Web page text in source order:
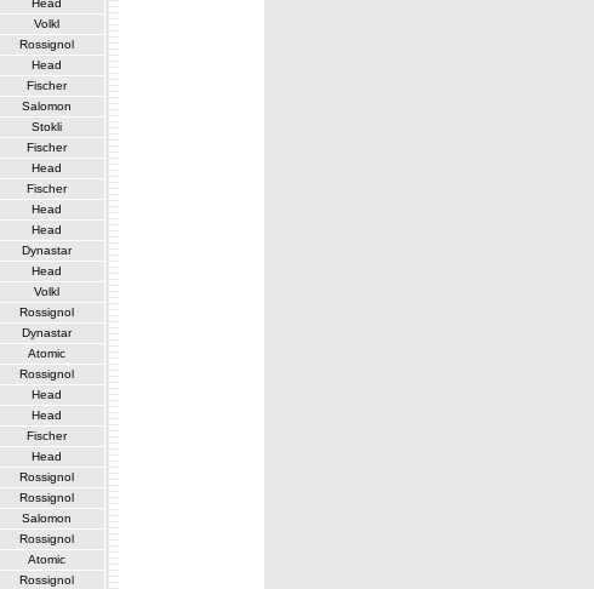
Head
Volkl
Rossignol
Head
Fischer
Salomon
Stokli
Fischer
Head
Fischer
Head
Head
Dynastar
Head
Volkl
Rossignol
Dynastar
Atomic
Rossignol
Head
Head
Fischer
Head
Rossignol
Rossignol
Salomon
Rossignol
Atomic
Rossignol